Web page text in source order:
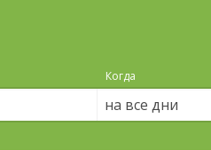
Когда
на все дни